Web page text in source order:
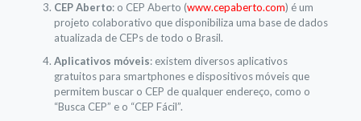
CEP Aberto: o CEP Aberto (www.cepaberto.com) é um
projeto colaborativo que disponibiliza uma base de dados
atualizada de CEPs de todo o Brasil.
Aplicativos móveis: existem diversos aplicativos
gratuitos para smartphones e dispositivos móveis que
permitem buscar o CEP de qualquer endereço, como o
“Busca CEP” e o “CEP Fácil”.